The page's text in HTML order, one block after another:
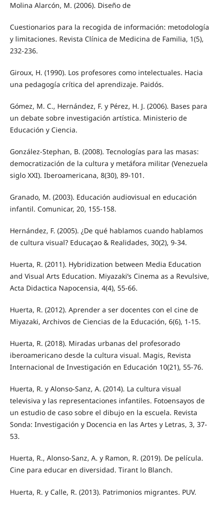
Molina Alarcón, M. (2006). Diseño de
Cuestionarios para la recogida de información: metodología
y limitaciones. Revista Clínica de Medicina de Familia, 1(5),
232-236.
Giroux, H. (1990). Los profesores como intelectuales. Hacia
una pedagogía crítica del aprendizaje. Paidós.
Gómez, M. C., Hernández, F. y Pérez, H. J. (2006). Bases para
un debate sobre investigación artística. Ministerio de
Educación y Ciencia.
González-Stephan, B. (2008). Tecnologías para las masas:
democratización de la cultura y metáfora militar (Venezuela
siglo XXI). Iberoamericana, 8(30), 89-101.
Granado, M. (2003). Educación audiovisual en educación
infantil. Comunicar, 20, 155-158.
Hernández, F. (2005). ¿De qué hablamos cuando hablamos
de cultura visual? Educaçao & Realidades, 30(2), 9-34.
Huerta, R. (2011). Hybridization between Media Education
and Visual Arts Education. Miyazaki’s Cinema as a Revulsive,
Acta Didactica Napocensia, 4(4), 55-66.
Huerta, R. (2012). Aprender a ser docentes con el cine de
Miyazaki, Archivos de Ciencias de la Educación, 6(6), 1-15.
Huerta, R. (2018). Miradas urbanas del profesorado
iberoamericano desde la cultura visual. Magis, Revista
Internacional de Investigación en Educación 10(21), 55-76.
Huerta, R. y Alonso-Sanz, A. (2014). La cultura visual
televisiva y las representaciones infantiles. Fotoensayos de
un estudio de caso sobre el dibujo en la escuela. Revista
Sonda: Investigación y Docencia en las Artes y Letras, 3, 37-
53.
Huerta, R., Alonso-Sanz, A. y Ramon, R. (2019). De película.
Cine para educar en diversidad. Tirant lo Blanch.
Huerta, R. y Calle, R. (2013). Patrimonios migrantes. PUV.